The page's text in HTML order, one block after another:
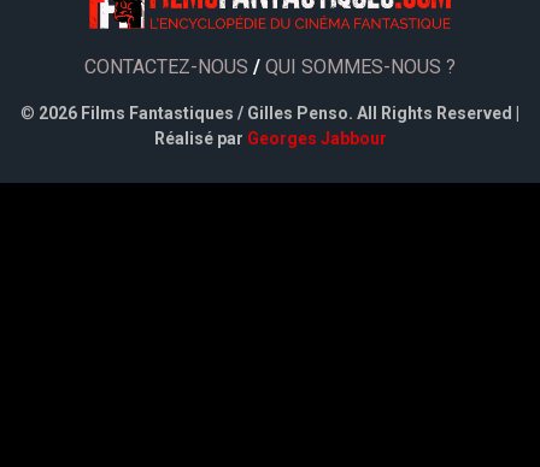
CONTACTEZ-NOUS / QUI SOMMES-NOUS ?
© 2026 Films Fantastiques / Gilles Penso. All Rights Reserved |
Réalisé par Georges Jabbour